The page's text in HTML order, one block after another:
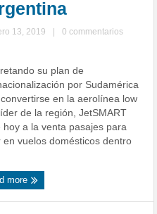
13, 2019
0 commentarios
su plan de
por Sudamérica
en la aerolínea low
de la región, JetSMART
hoy a la venta pasajes para
en vuelos domésticos dentro
more